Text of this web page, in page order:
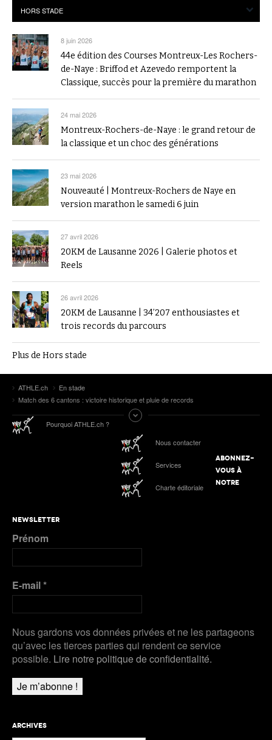
8 juin 2026
44e édition des Courses Montreux-Les Rochers-
de-Naye : Briffod et Azevedo remportent la
Classique, succès pour la première du marathon
24 mai 2026
Montreux-Rochers-de-Naye : le grand retour de
la classique et un choc des générations
23 mai 2026
Nouveauté | Montreux-Rochers de Naye en
version marathon le samedi 6 juin
27 avril 2026
20KM de Lausanne 2026 | Galerie photos et
Reels
26 avril 2026
20KM de Lausanne | 34’207 enthousiastes et
trois records du parcours
Plus de Hors stade
ATHLE.ch
En stade
Match des 6 cantons : victoire historique et pluie de records
Pourquoi ATHLE.ch ?
Nous contacter
Services
Charte éditoriale
ABONNEZ-
VOUS À
NOTRE
NEWSLETTER
Prénom
E-mail*
Nous gardons vos données privées et ne les partageons
qu’avec les tierces parties qui rendent ce service
possible. Lire notre politique de confidentialité.
ARCHIVES